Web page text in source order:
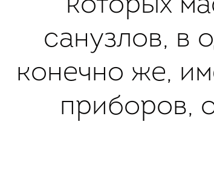
которых
санузлов, в
конечно же,
приборов,